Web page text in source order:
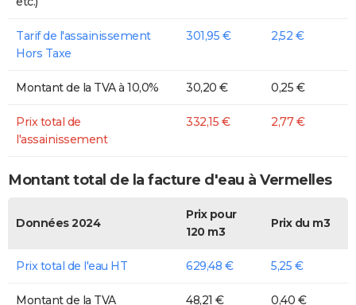
Tarif de l'assainissement
Hors Taxe
301,95 € 2,52 €
Montant de la TVA à 10,0% 30,20 € 0,25 €
Prix total de
l'assainissement
332,15 € 2,77 €
Montant total de la facture d'eau à Vermelles
Données 2024
Prix pour
120 m3
Prix du m3
Prix total de l'eau HT 629,48 € 5,25 €
Montant de la TVA 48,21 € 0,40 €